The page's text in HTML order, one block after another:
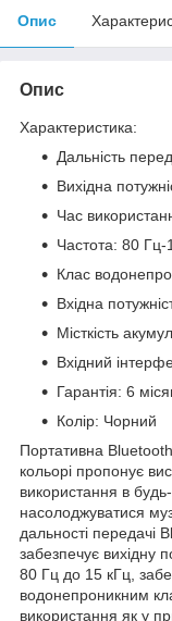
Опис
Опис
Характеристика:
Дальність
Вихідна
Час
Частота: 80 Гц-
Клас
Вхідна
Місткість
Вхідний
Гарантія: 6
Колір: Чорний
Портативна
кольорі пропонує
використання в
насолоджуватися
дальності передачі
забезпечує вихідну
80 Гц до 15 кГц,
водонепроникним
використання як у